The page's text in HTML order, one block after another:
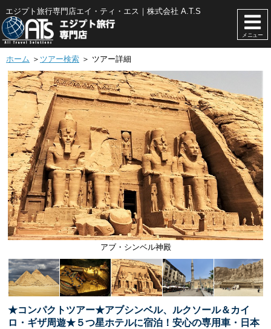
エジプト旅行専門店エイ・ティ・エス｜株式会社 A.T.S
メニュー
ホーム ＞ ツアー検索 ＞ ツアー詳細
アブ・シンベル神殿
★コンパクトツアー★アブシンベル、ルクソール＆カイ
ロ・ギザ周遊★５つ星ホテルに宿泊！安心の専用車・日本